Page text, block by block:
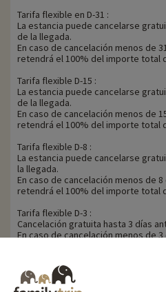
Tarifa flexible en D-31 :
La estancia puede cancelarse
de la llegada.
En caso de cancelación menos de
retendrá el 100% del importe total
Tarifa flexible D-15 :
La estancia puede cancelarse
de la llegada.
En caso de cancelación menos de
retendrá el 100% del importe total
Tarifa flexible D-8 :
La estancia puede cancelarse
la llegada.
En caso de cancelación menos de
retendrá el 100% del importe total
Tarifa flexible D-3 :
Cancelación gratuita hasta 3 días
En caso de cancelación menos de
Familytrip le recomienda contratar
socio AREAS Assurances. Suscribir